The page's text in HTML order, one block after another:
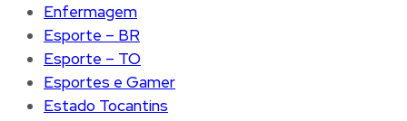
Enfermagem
Esporte – BR
Esporte – TO
Esportes e Gamer
Estado Tocantins